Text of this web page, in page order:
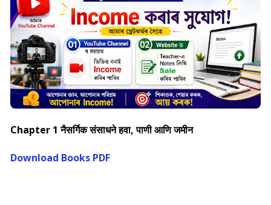
Chapter 1 नैसर्गिक संसाधने हवा, पाणी आणि जमीन
Download Books PDF